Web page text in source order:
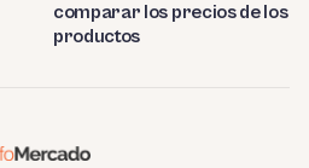
comparar los precios de los
productos